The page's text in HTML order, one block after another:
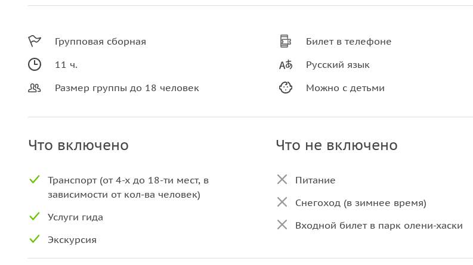
Групповая сборная
11 ч.
Размер группы до 18 человек
Билет в телефоне
Русский язык
Можно с детьми
Что включено
Транспорт (от 4-х до 18-ти мест, в
зависимости от кол-ва человек)
Услуги гида
Экскурсия
Что не включено
Питание
Снегоход (в зимнее время)
Входной билет в парк олени-хаски